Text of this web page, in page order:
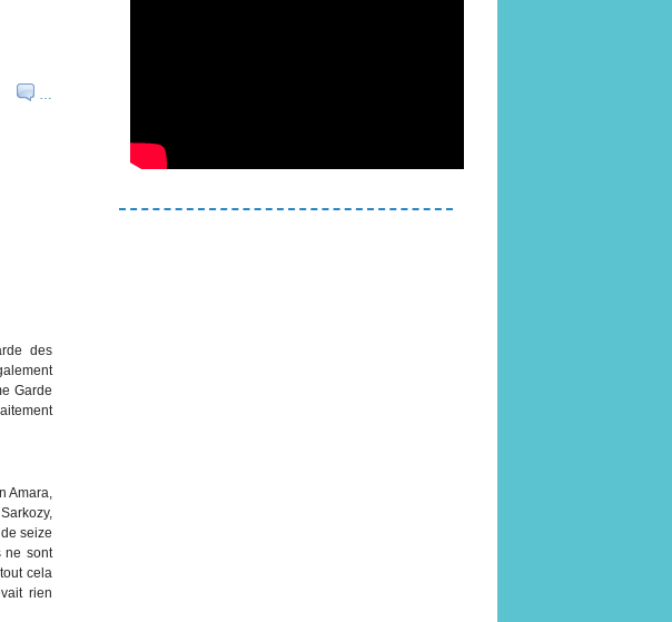
…
des
Garde
Amara,
seize
ne sont
cela
rien